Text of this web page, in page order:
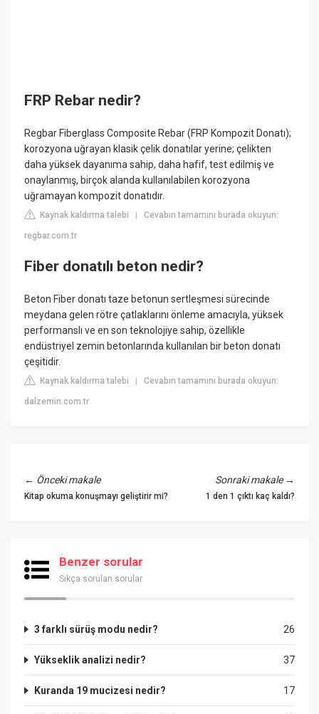
FRP Rebar nedir?
Regbar Fiberglass Composite Rebar (FRP Kompozit Donatı);
korozyona uğrayan klasik çelik donatılar yerine; çelikten
daha yüksek dayanıma sahip, daha hafif, test edilmiş ve
onaylanmış, birçok alanda kullanılabilen korozyona
uğramayan kompozit donatıdır.
Kaynak kaldırma talebi |Cevabın tamamını burada okuyun:
regbar.com.tr
Fiber donatılı beton nedir?
Beton Fiber donatı taze betonun sertleşmesi sürecinde
meydana gelen rötre çatlaklarını önleme amacıyla, yüksek
performanslı ve en son teknolojiye sahip, özellikle
endüstriyel zemin betonlarında kullanılan bir beton donatı
çeşitidir.
Kaynak kaldırma talebi |Cevabın tamamını burada okuyun:
dalzemin.com.tr
← Önceki makale
Kitap okuma konuşmayı geliştirir mi?
Sonraki makale→
1 den 1 çıktı kaç kaldı?
Benzer sorular
Sıkça sorulan sorular
26
3 farklı sürüş modu nedir?
37
Yükseklik analizi nedir?
17
Kuranda 19 mucizesi nedir?